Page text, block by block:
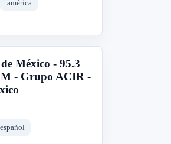
américa
México - 95.3
- Grupo ACIR -